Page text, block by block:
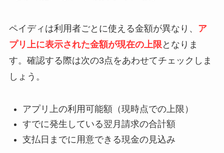
ペイディは利用者ごとに使える金額が異なり、 ア
プリ上に表示された金額が現在の上限となりま
す。確認する際は次の3点をあわせてチェックしま
しょう。
アプリ上の利用可能額（現時点での上限）
すでに発生している翌月請求の合計額
支払日までに用意できる現金の見込み